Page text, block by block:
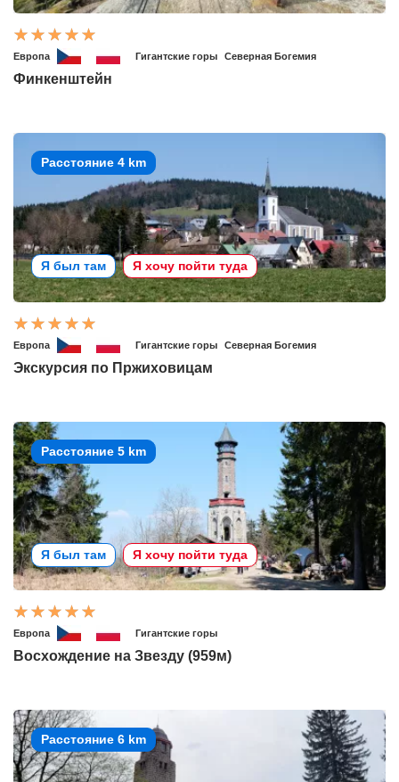
Европа Гигантские горы Северная Богемия
Финкенштейн
Расстояние 4 km
Я был там Я хочу пойти туда
Европа Гигантские горы Северная Богемия
Экскурсия по Пржиховицам
Расстояние 5 km
Я был там Я хочу пойти туда
Европа Гигантские горы
Восхождение на Звезду (959м)
Расстояние 6 km